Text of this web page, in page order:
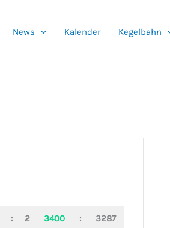
News Kalender Kegelbahn
: 2 3400 : 3287